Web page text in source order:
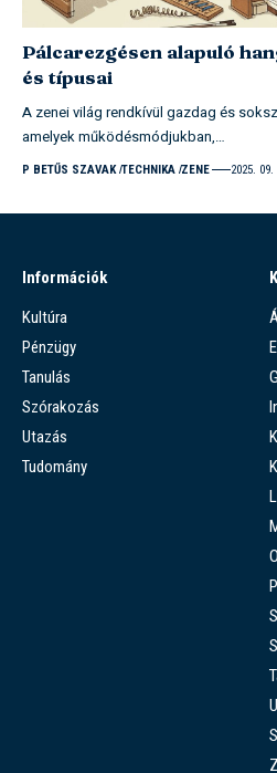
Pálcarezgésen alapuló
és típusai
A zenei világ rendkívül gazdag és
amelyek működésmódjukban,…
P BETŰS SZAVAK TECHNIKA ZENE 2025. 09.
Információk
Kultúra
Pénzügy
Tanulás
Szórakozás
Utazás
Tudomány